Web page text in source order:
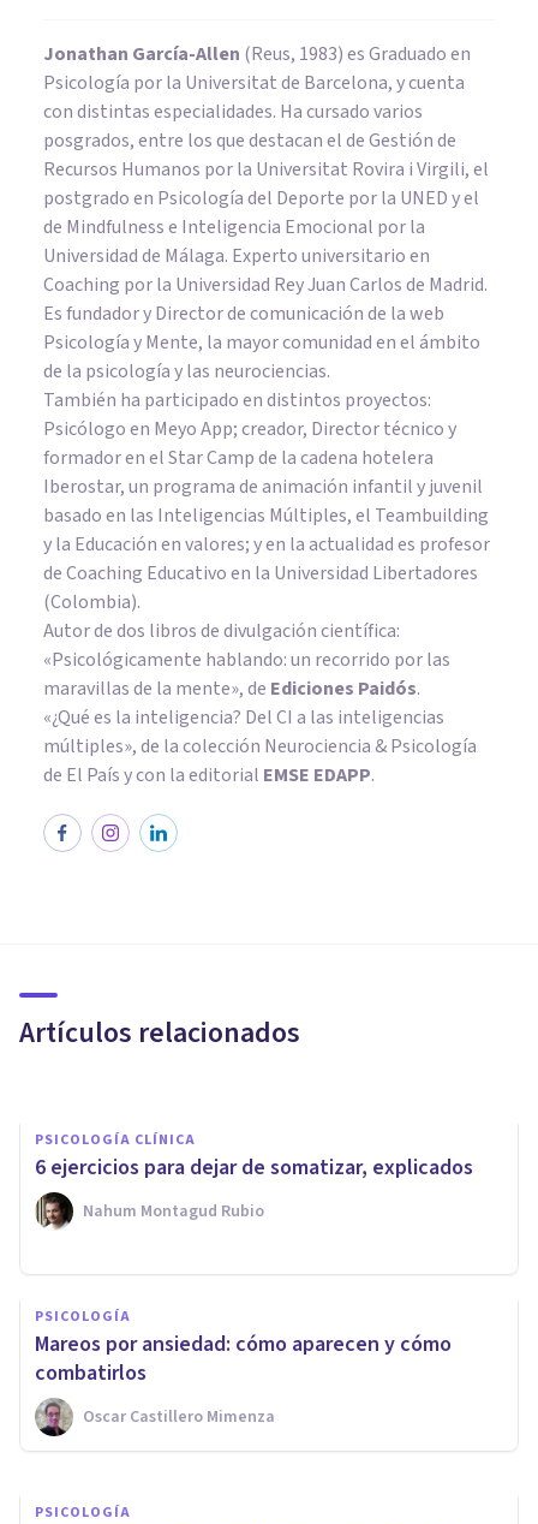
Jonathan García-Allen (Reus, 1983) es Graduado en
Psicología por la Universitat de Barcelona, y cuenta
con distintas especialidades. Ha cursado varios
posgrados, entre los que destacan el de Gestión de
Recursos Humanos por la Universitat Rovira i Virgili, el
postgrado en Psicología del Deporte por la UNED y el
de Mindfulness e Inteligencia Emocional por la
Universidad de Málaga. Experto universitario en
Coaching por la Universidad Rey Juan Carlos de Madrid.
Es fundador y Director de comunicación de la web
Psicología y Mente, la mayor comunidad en el ámbito
de la psicología y las neurociencias.
También ha participado en distintos proyectos:
Psicólogo en Meyo App; creador, Director técnico y
formador en el Star Camp de la cadena hotelera
Iberostar, un programa de animación infantil y juvenil
basado en las Inteligencias Múltiples, el Teambuilding
y la Educación en valores; y en la actualidad es profesor
de Coaching Educativo en la Universidad Libertadores
(Colombia).
Autor de dos libros de divulgación científica:
«Psicológicamente hablando: un recorrido por las
maravillas de la mente», de Ediciones Paidós.
«¿Qué es la inteligencia? Del CI a las inteligencias
múltiples», de la colección Neurociencia & Psicología
de El País y con la editorial EMSE EDAPP.
Artículos relacionados
necesario"
PSICOLOGÍA CLÍNICA
6 ejercicios para dejar de somatizar, explicados
Nahum Montagud Rubio
PSICOLOGÍA
Mareos por ansiedad: cómo aparecen y cómo
combatirlos
Oscar Castillero Mimenza
Cómo superar las secuelas del
bullying: 8 consejos
Laura Ruiz Mitjana
PSICOLOGÍA